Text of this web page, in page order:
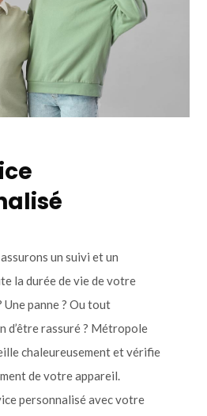
un suivi et un
la durée de vie de votre
Une panne ? Ou tout
d’être rassuré ? Métropole
chaleureusement et vérifie
de votre appareil.
personnalisé avec votre